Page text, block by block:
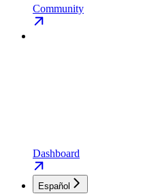
Community
Dashboard
Español